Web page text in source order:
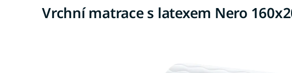
Vrchní matrace s latexem Nero